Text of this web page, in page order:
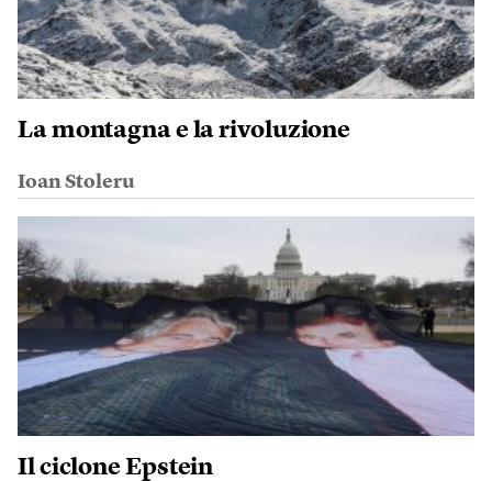
La montagna e la rivoluzione
Ioan Stoleru
Il ciclone Epstein